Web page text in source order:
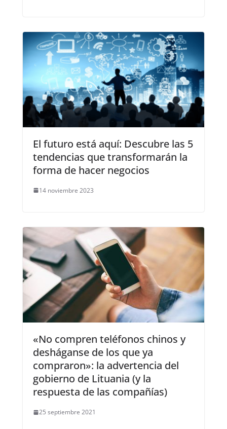
El futuro está aquí: Descubre las 5
tendencias que transformarán la
forma de hacer negocios
14 noviembre 2023
«No compren teléfonos chinos y
desháganse de los que ya
compraron»: la advertencia del
gobierno de Lituania (y la
respuesta de las compañías)
25 septiembre 2021